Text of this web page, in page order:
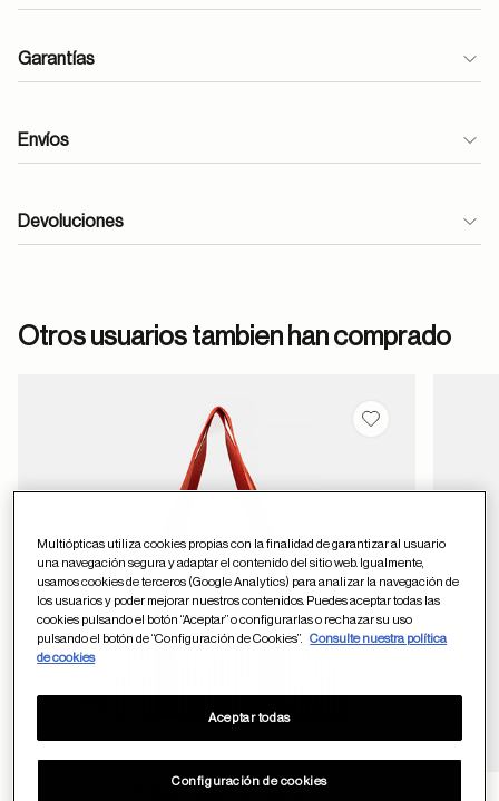
Garantías
Envíos
Devoluciones
de contacto
ayuda
Otros usuarios tambien han comprado
Guardar en
Multiópticas utiliza cookies propias con la finalidad de garantizar al usuario
una navegación segura y adaptar el contenido del sitio web. Igualmente,
usamos cookies de terceros (Google Analytics) para analizar la navegación de
los usuarios y poder mejorar nuestros contenidos. Puedes aceptar todas las
cookies pulsando el botón “Aceptar” o configurarlas o rechazar su uso
pulsando el botón de “Configuración de Cookies”.
Consulte nuestra política
de cookies
Configuración de cookies
Aceptar todas